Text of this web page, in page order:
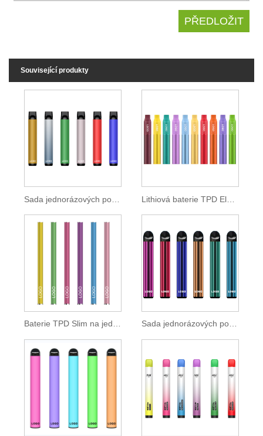
Související produkty
Sada jednorázových podů TPD Standard 550 mAh
Baterie TPD Slim na jedno použití Vape Pen 350 mAh Sada jednorázových podů 600 vstřiků 2ml E-liquidu